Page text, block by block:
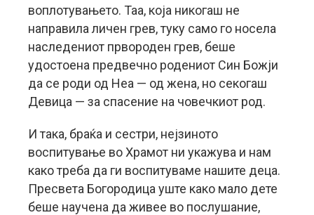
воплотувањето. Таа, која никогаш не
направила личен грев, туку само го носела
наследениот првороден грев, беше
удостоена предвечно родениот Син Божји
да се роди од Неа — од жена, но секогаш
Девица — за спасение на човечкиот род.
И така, браќа и сестри, нејзиното
воспитување во Храмот ни укажува и нам
како треба да ги воспитуваме нашите деца.
Пресвета Богородица уште како мало дете
беше научена да живее во послушание,